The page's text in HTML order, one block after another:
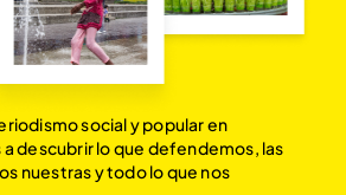
social y popular en
a descubrir lo que defendemos, las
nuestras y todo lo que nos